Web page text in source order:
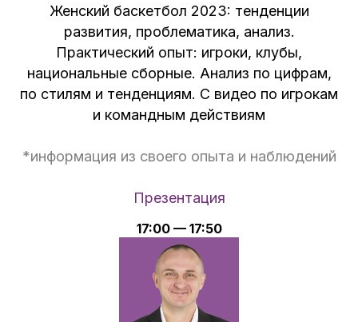
Женский баскетбол 2023: тенденции
развития, проблематика, анализ.
Практический опыт: игроки, клубы,
национальные сборные. Анализ по цифрам,
по стилям и тенденциям. С видео по игрокам
и командным действиям
*информация из своего опыта и наблюдений
Презентация
17:00 — 17:50